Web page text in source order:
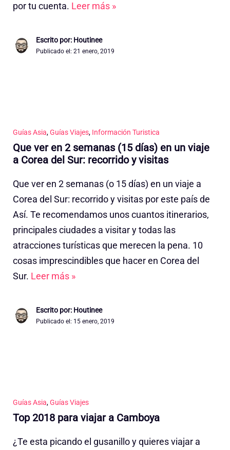
por tu cuenta. Leer más »
Escrito por: Houtinee
Publicado el: 21 enero, 2019
Guías Asia,Guías Viajes, Información Turistica
Que ver en 2 semanas (15 días) en un viaje
a Corea del Sur: recorrido y visitas
Que ver en 2 semanas (o 15 días) en un viaje a
Corea del Sur: recorrido y visitas por este país de
Así. Te recomendamos unos cuantos itinerarios,
principales ciudades a visitar y todas las
atracciones turísticas que merecen la pena. 10
cosas imprescindibles que hacer en Corea del
Sur. Leer más »
Escrito por: Houtinee
Publicado el: 15 enero, 2019
Guías Asia,Guías Viajes
Top 2018 para viajar a Camboya
¿Te esta picando el gusanillo y quieres viajar a